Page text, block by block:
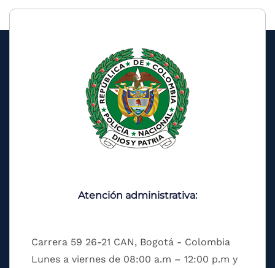
Atención administrativa:
Carrera 59 26-21 CAN, Bogotá - Colombia
Lunes a viernes de 08:00 a.m – 12:00 p.m y